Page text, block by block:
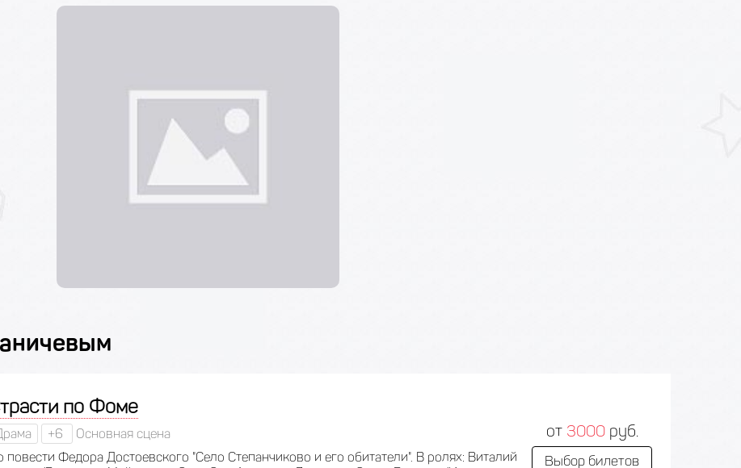
по Фоме
+6
Основная сцена
повести Федора Достоевского "Село Степанчиково и его обитатели". В ролях: Виталий
от 3000руб.
Выбор билетов